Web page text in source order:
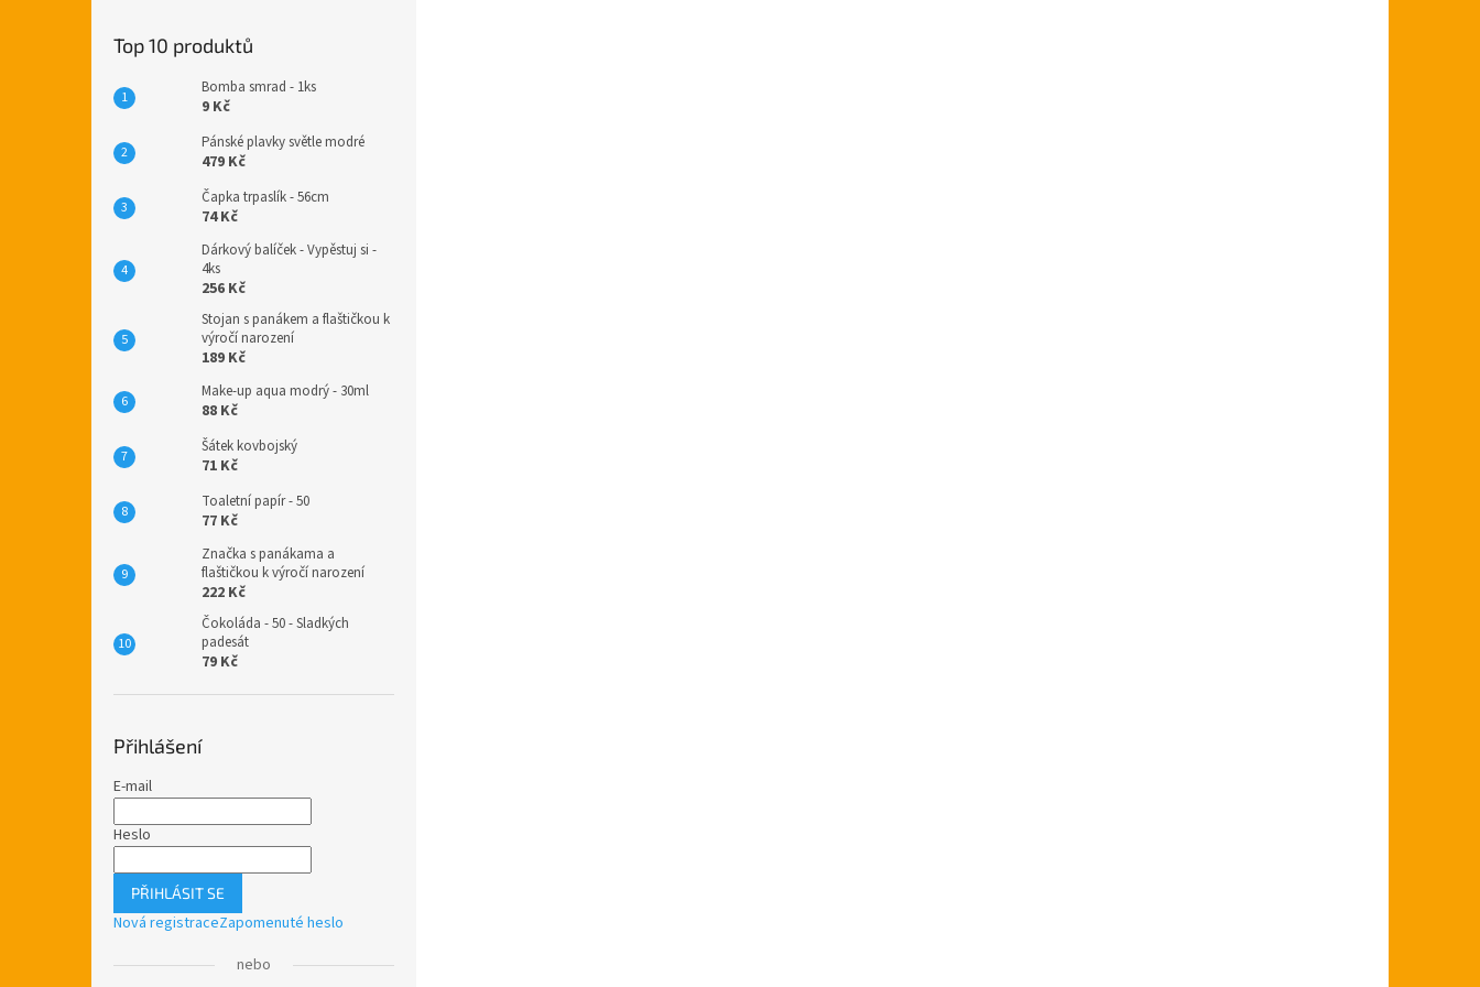
Top 10 produktů
Bomba smrad - 1ks
9 Kč
Pánské plavky světle modré
479 Kč
Čapka trpaslík - 56cm
74 Kč
Dárkový balíček - Vypěstuj si -
4ks
256 Kč
Stojan s panákem a flaštičkou k
výročí narození
189 Kč
Make-up aqua modrý - 30ml
88 Kč
Šátek kovbojský
71 Kč
Toaletní papír - 50
77 Kč
Značka s panákama a
flaštičkou k výročí narození
222 Kč
Čokoláda - 50 - Sladkých
padesát
79 Kč
Přihlášení
E-mail
Heslo
PŘIHLÁSIT SE
Nová registraceZapomenuté heslo
nebo